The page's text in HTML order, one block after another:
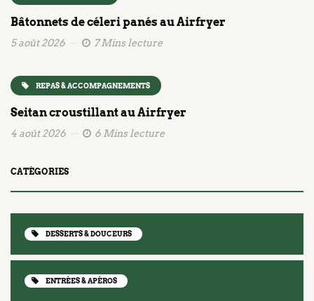
Bâtonnets de céleri panés au Airfryer
5 août 2026 7 Mins lecture
REPAS & ACCOMPAGNEMENTS
Seitan croustillant au Airfryer
4 août 2026 6 Mins lecture
CATÉGORIES
DESSERTS & DOUCEURS
ENTRÉES & APÉROS